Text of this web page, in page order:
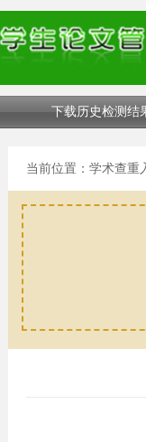
下载历史检测结
当前位置： 学术查重